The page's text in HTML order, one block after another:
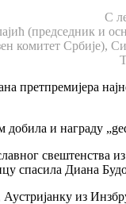
С
(председник и
комитет Србије),
претпремијера
и награду
спасила Диана
из